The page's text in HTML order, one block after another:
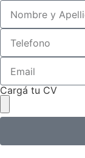
Cargá tu CV